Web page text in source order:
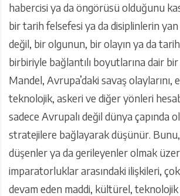
habercisi ya da öngörüsü olduğunu
bir tarih felsefesi ya da disiplinlerin
değil, bir olgunun, bir olayın ya da
birbiriyle bağlantılı boyutlarına dair
Mandel, Avrupa’daki savaş olaylarını,
teknolojik, askeri ve diğer yönleri
sadece Avrupalı değil dünya çapında
stratejilere bağlayarak düşünür.
düşenler ya da gerileyenler olmak
imparatorluklar arasındaki ilişkileri,
devam eden maddi, kültürel,